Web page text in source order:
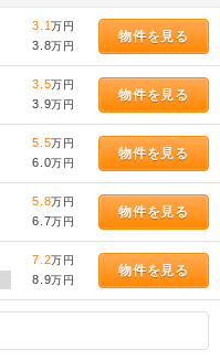
3.1万円
3.8万円
物件を見る
3.5万円
3.9万円
物件を見る
5.5万円
6.0万円
物件を見る
5.8万円
6.7万円
物件を見る
7.2万円
8.9万円
物件を見る